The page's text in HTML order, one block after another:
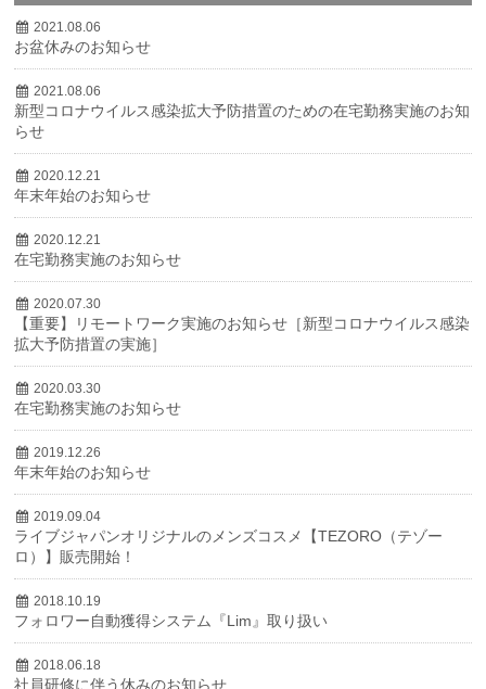
2021.08.06
お盆休みのお知らせ
2021.08.06
新型コロナウイルス感染拡大予防措置のための在宅勤務実施のお知
らせ
2020.12.21
年末年始のお知らせ
2020.12.21
在宅勤務実施のお知らせ
2020.07.30
【重要】リモートワーク実施のお知らせ［新型コロナウイルス感染
拡大予防措置の実施］
2020.03.30
在宅勤務実施のお知らせ
2019.12.26
年末年始のお知らせ
2019.09.04
ライブジャパンオリジナルのメンズコスメ【TEZORO（テゾー
ロ）】販売開始！
2018.10.19
フォロワー自動獲得システム『Lim』取り扱い
2018.06.18
社員研修に伴う休みのお知らせ